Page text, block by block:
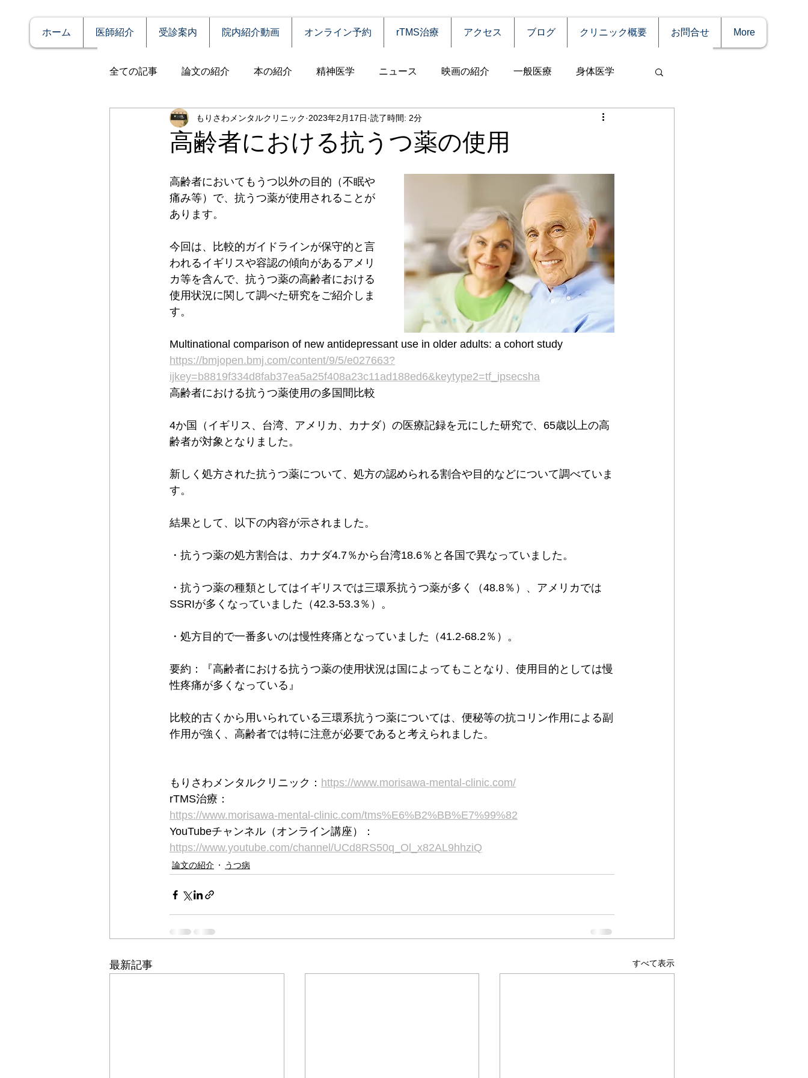
ホーム 医師紹介 受診案内 院内紹介動画 オンライン予約 rTMS治療 アクセス ブログ クリニック概要 お問合せ More
全ての記事 論文の紹介 本の紹介 精神医学 ニュース 映画の紹介 一般医療 身体医学
症例報告 発達障害 自殺 認知症 うつ病
全般性不安障害 社交不安障害 心理療法
PTSD（心的外傷後ストレス障害） 睡眠障害 ADHD
高齢者における抗うつ薬の使用
もりさわメンタルクリニック 2023年2月17日 読了時間: 2分
高齢者においてもうつ以外の目的（不眠や
痛み等）で、抗うつ薬が使用されることが
あります。
今回は、比較的ガイドラインが保守的と言
われるイギリスや容認の傾向があるアメリ
カ等を含んで、抗うつ薬の高齢者における
使用状況に関して調べた研究をご紹介しま
す。
Multinational comparison of new antidepressant use in older adults: a cohort study
https://bmjopen.bmj.com/content/9/5/e027663?
ijkey=b8819f334d8fab37ea5a25f408a23c11ad188ed6&keytype2=tf_ipsecsha
高齢者における抗うつ薬使用の多国間比較
4か国（イギリス、台湾、アメリカ、カナダ）の医療記録を元にした研究で、65歳以上の高
齢者が対象となりました。
新しく処方された抗うつ薬について、処方の認められる割合や目的などについて調べていま
す。
結果として、以下の内容が示されました。
・抗うつ薬の処方割合は、カナダ4.7％から台湾18.6％と各国で異なっていました。
・抗うつ薬の種類としてはイギリスでは三環系抗うつ薬が多く（48.8％）、アメリカでは
SSRIが多くなっていました（42.3-53.3％）。
・処方目的で一番多いのは慢性疼痛となっていました（41.2-68.2％）。
要約：『高齢者における抗うつ薬の使用状況は国によってもことなり、使用目的としては慢
性疼痛が多くなっている』
比較的古くから用いられている三環系抗うつ薬については、便秘等の抗コリン作用による副
作用が強く、高齢者では特に注意が必要であると考えられました。
もりさわメンタルクリニック： https://www.morisawa-mental-clinic.com/
rTMS治療：
https://www.morisawa-mental-clinic.com/tms%E6%B2%BB%E7%99%82
YouTubeチャンネル（オンライン講座）：
https://www.youtube.com/channel/UCd8RS50q_Ol_x82AL9hhziQ
論文の紹介 うつ病
最新記事 すべて表示